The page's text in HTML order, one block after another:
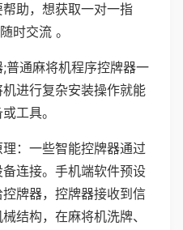
助，想获取一对一指
时交流 。
普通麻将机程序控牌器一
进行复杂安装操作就能
工具。
：一些智能控牌器通过
连接。手机端软件预设
牌器，控牌器接收到信
结构，在麻将机洗牌、